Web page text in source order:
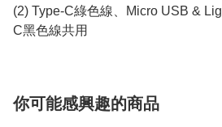
(2) Type-C綠色線、Micro USB &
C黑色線共用
你可能感興趣的商品